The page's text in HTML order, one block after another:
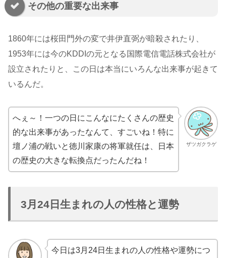
その他の重要な出来事
1860年には桜田門外の変で井伊直弼が暗殺されたり、
1953年には今のKDDIの元となる国際電信電話株式会社が
設立されたりと、この日は本当にいろんな出来事が起きて
いるんだ。
ザツガクラゲ
へぇ～！一つの日にこんなにたくさんの歴史
的な出来事があったなんて、すごいね！特に
壇ノ浦の戦いと徳川家康の将軍就任は、日本
の歴史の大きな転換点だったんだね！
3月24日生まれの人の性格と運勢
今日は3月24日生まれの人の性格や運勢につ